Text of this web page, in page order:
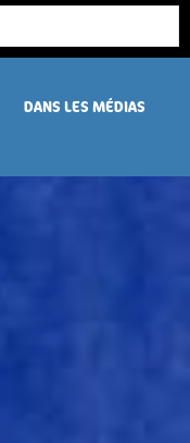
DANS LES MÉDIAS